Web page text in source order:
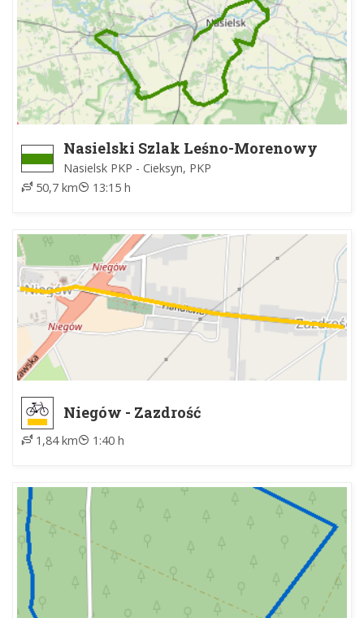
Nasielski Szlak Leśno-Morenowy
Nasielsk PKP - Cieksyn, PKP
50,7 km
13:15 h
Niegów - Zazdrość
1,84 km 1:40 h